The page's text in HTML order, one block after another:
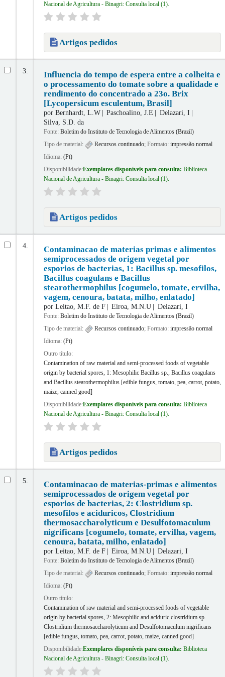
Nacional de Agricultura - Binagri: Consulta local (1).
Artigos pedidos
3.
Influencia do tempo de espera entre a colheita e
o processamento do tomate sobre a qualidade e
rendimento do concentrado a 23o. Brix
[Lycopersicum esculentum, Brasil]
por Bernhardt, L.W Paschoalino, J.E
Delazari, I
Silva, S.D. da
Fonte: Boletim do Instituto de Tecnologia de Alimentos (Brazil)
Tipo de material:
Recursos continuado; Formato: impressão normal
Idioma: (Pt)
Disponibilidade:Exemplares disponíveis para consulta: Biblioteca
Nacional de Agricultura - Binagri: Consulta local (1).
Artigos pedidos
4.
Contaminacao de materias primas e alimentos
semiprocessados de origem vegetal por
esporios de bacterias, 1: Bacillus sp. mesofilos,
Bacillus coagulans e Bacillus
stearothermophilus [cogumelo, tomate, ervilha,
vagem, cenoura, batata, milho, enlatado]
por Leitao, M.F. de F Eiroa, M.N.U Delazari, I
Fonte: Boletim do Instituto de Tecnologia de Alimentos (Brazil)
Tipo de material:
Recursos continuado; Formato: impressão normal
Idioma: (Pt)
Outro título:
Contamination of raw material and semi-processed foods of vegetable
origin by bacterial spores, 1: Mesophilic Bacillus sp., Bacillus coagulans
and Bacillus stearothermophilus [edible fungus, tomato, pea, carrot, potato,
maize, canned good]
Disponibilidade:Exemplares disponíveis para consulta: Biblioteca
Nacional de Agricultura - Binagri: Consulta local (1).
Artigos pedidos
5.
Contaminacao de materias-primas e alimentos
semiprocessados de origem vegetal por
esporios de bacterias, 2: Clostridium sp.
mesofilos e aciduricos, Clostridium
thermosaccharolyticum e Desulfotomaculum
nigrificans [cogumelo, tomate, ervilha, vagem,
cenoura, batata, milho, enlatado]
por Leitao, M.F. de F Eiroa, M.N.U Delazari, I
Fonte: Boletim do Instituto de Tecnologia de Alimentos (Brazil)
Tipo de material:
Recursos continuado; Formato: impressão normal
Idioma: (Pt)
Outro título:
Contamination of raw material and semi-processed foods of vegetable
origin by bacterial spores, 2: Mesophilic and aciduric clostridium sp.
Clostridium thermosaccharolyticum and Desulfotomaculum nigrificans
[edible fungus, tomato, pea, carrot, potato, maize, canned good]
Disponibilidade:Exemplares disponíveis para consulta: Biblioteca
Nacional de Agricultura - Binagri: Consulta local (1).